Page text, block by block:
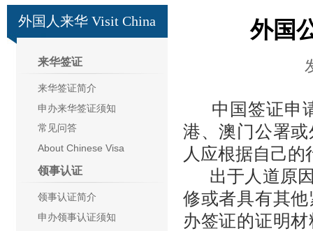
外国人来华 Visit China
来华签证
来华签证简介
申办来华签证须知
常见问答
About Chinese Visa
领事认证
领事认证简介
申办领事认证须知
外国
中国签证申请
港、澳门公署
人应根据自己
出于人道原因
修或者具有其
办签证的证明